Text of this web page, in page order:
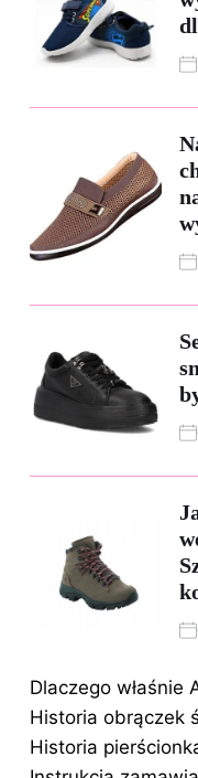
Dlaczego właśnie
Historia obrączek
Historia